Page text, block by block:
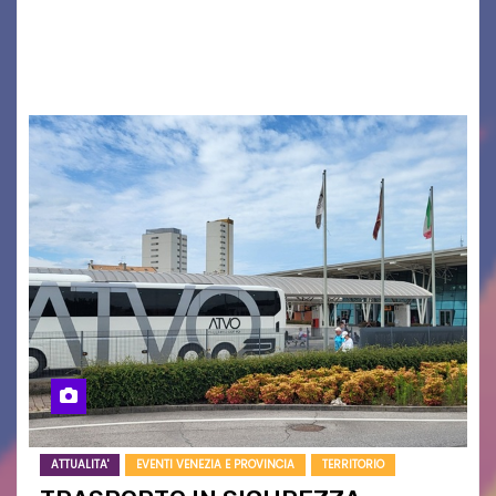
ATTUALITA' EVENTI VENEZIA E PROVINCIA TERRITORIO